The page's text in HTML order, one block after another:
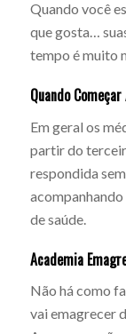
Quando você
que gosta…
tempo é muito
Quando
Em geral os
partir do
respondida
de saúde.
Academia
Não há como
vai emagrecer